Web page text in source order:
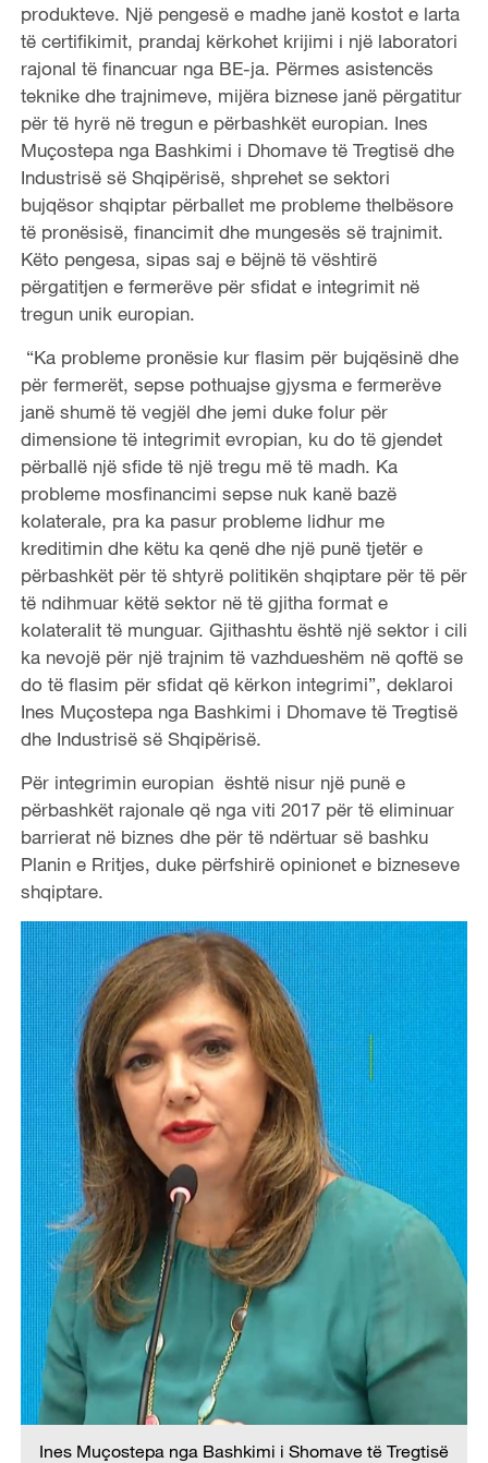
produkteve. Një pengesë e madhe janë kostot e larta
të certifikimit, prandaj kërkohet krijimi i një laboratori
rajonal të financuar nga BE-ja. Përmes asistencës
teknike dhe trajnimeve, mijëra biznese janë përgatitur
për të hyrë në tregun e përbashkët europian. Ines
Muçostepa nga Bashkimi i Dhomave të Tregtisë dhe
Industrisë së Shqipërisë, shprehet se sektori
bujqësor shqiptar përballet me probleme thelbësore
të pronësisë, financimit dhe mungesës së trajnimit.
Këto pengesa, sipas saj e bëjnë të vështirë
përgatitjen e fermerëve për sfidat e integrimit në
tregun unik europian.
“Ka probleme pronësie kur flasim për bujqësinë dhe
për fermerët, sepse pothuajse gjysma e fermerëve
janë shumë të vegjël dhe jemi duke folur për
dimensione të integrimit evropian, ku do të gjendet
përballë një sfide të një tregu më të madh. Ka
probleme mosfinancimi sepse nuk kanë bazë
kolaterale, pra ka pasur probleme lidhur me
kreditimin dhe këtu ka qenë dhe një punë tjetër e
përbashkët për të shtyrë politikën shqiptare për të për
të ndihmuar këtë sektor në të gjitha format e
kolateralit të munguar. Gjithashtu është një sektor i cili
ka nevojë për një trajnim të vazhdueshëm në qoftë se
do të flasim për sfidat që kërkon integrimi”, deklaroi
Ines Muçostepa nga Bashkimi i Dhomave të Tregtisë
dhe Industrisë së Shqipërisë.
Për integrimin europian është nisur një punë e
përbashkët rajonale që nga viti 2017 për të eliminuar
barrierat në biznes dhe për të ndërtuar së bashku
Planin e Rritjes, duke përfshirë opinionet e bizneseve
shqiptare.
Ines Muçostepa nga Bashkimi i Shomave të Tregtisë